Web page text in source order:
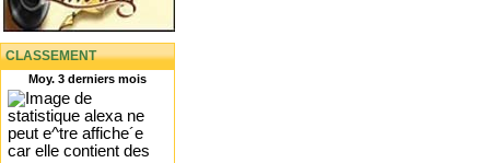
CLASSEMENT
Moy. 3 derniers mois